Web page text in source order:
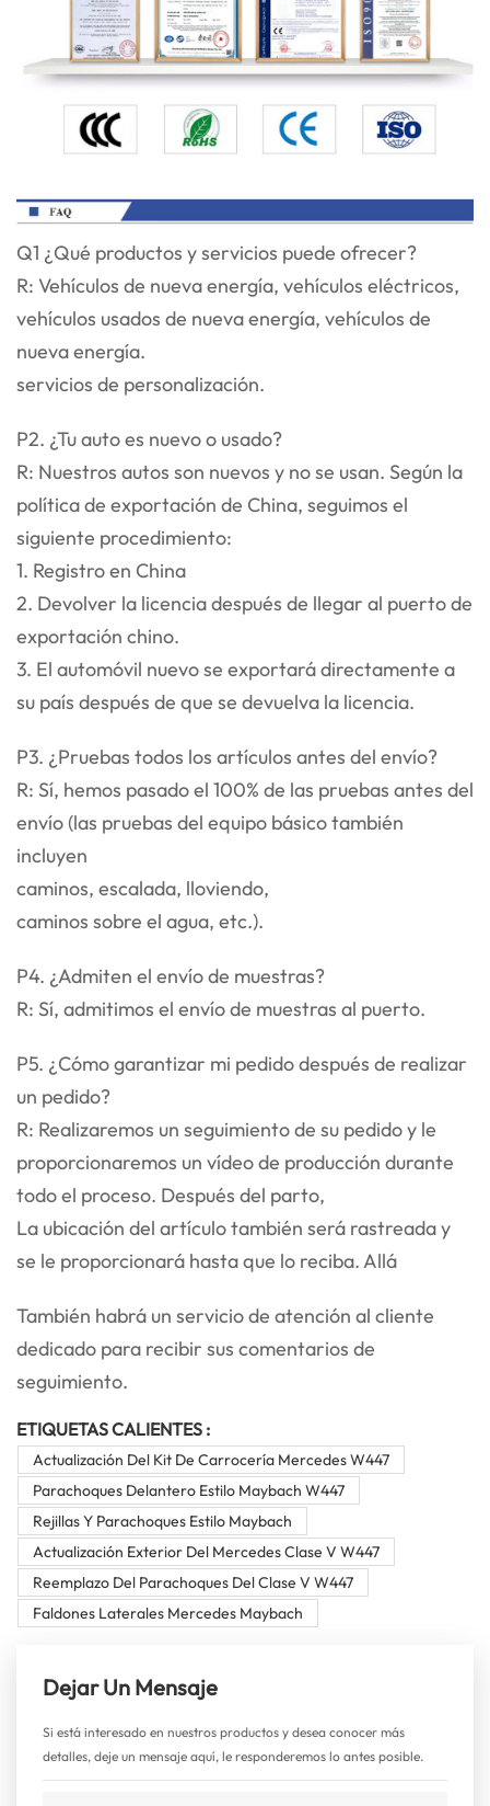
Q1 ¿Qué productos y servicios puede ofrecer?
R: Vehículos de nueva energía, vehículos eléctricos,
vehículos usados de nueva energía, vehículos de
nueva energía.
servicios de personalización.
P2. ¿Tu auto es nuevo o usado?
R: Nuestros autos son nuevos y no se usan. Según la
política de exportación de China, seguimos el
siguiente procedimiento:
1. Registro en China
2. Devolver la licencia después de llegar al puerto de
exportación chino.
3. El automóvil nuevo se exportará directamente a
su país después de que se devuelva la licencia.
P3. ¿Pruebas todos los artículos antes del envío?
R: Sí, hemos pasado el 100% de las pruebas antes del
envío (las pruebas del equipo básico también
incluyen
caminos, escalada, lloviendo,
caminos sobre el agua, etc.).
P4. ¿Admiten el envío de muestras?
R: Sí, admitimos el envío de muestras al puerto.
P5. ¿Cómo garantizar mi pedido después de realizar
un pedido?
R: Realizaremos un seguimiento de su pedido y le
proporcionaremos un vídeo de producción durante
todo el proceso. Después del parto,
La ubicación del artículo también será rastreada y
se le proporcionará hasta que lo reciba. Allá
También habrá un servicio de atención al cliente
dedicado para recibir sus comentarios de
seguimiento.
ETIQUETAS CALIENTES :
Actualización Del Kit De Carrocería Mercedes W447
Parachoques Delantero Estilo Maybach W447
Rejillas Y Parachoques Estilo Maybach
Actualización Exterior Del Mercedes Clase V W447
Reemplazo Del Parachoques Del Clase V W447
Faldones Laterales Mercedes Maybach
Dejar Un Mensaje
Si está interesado en nuestros productos y desea conocer más
detalles, deje un mensaje aquí, le responderemos lo antes posible.